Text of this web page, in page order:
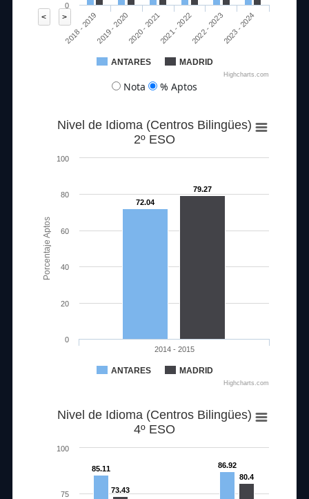
< >
ANTARES MADRID
2018 - 20192019 - 20202020 - 20212021 - 20222022 - 20232023 - 2024
0
Highcharts.com
Nota % Aptos
Porcentaje Aptos
Nivel de Idioma (Centros Bilingües)
2º ESO
72.04
79.27
ANTARES MADRID
2014 - 2015
0
20
40
60
80
100
Highcharts.com
Nivel de Idioma (Centros Bilingües)
4º ESO
85.11 86.92
73.43
80.4
75
100